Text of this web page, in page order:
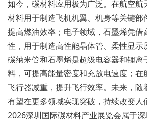
如今，碳材料应用极为广泛。在航空航
材料用于制造飞机机翼、机身等关键部
提高燃油效率；电子领域，石墨烯凭借
性，用于制造高性能晶体管、柔性显示
碳纳米管和石墨烯是超级电容器和锂离
料，可提高能量密度和充放电速度；在
飞行器减重，提升飞行效率。未来，随
有望在更多领域实现突破，持续改变人
2026深圳国际碳材料产业展览会属于